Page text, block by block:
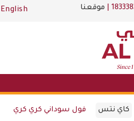
موقعنا English
كاي نتس فول سوداني كري كري